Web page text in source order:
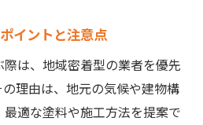
イントと注意点
は、地域密着型の業者を優先
理由は、地元の気候や建物構
適な塗料や施工方法を提案で